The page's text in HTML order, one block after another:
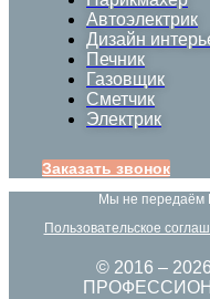
Автоэлектрик
Дизайн
Печник
Газовщик
Сметчик
Электрик
Заказать звонок
Мы не передаём
Пользовательское
© 2016 – 2026